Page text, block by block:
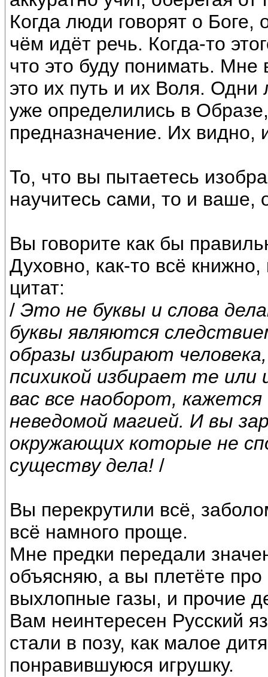
Когда люди говорят о
чём идёт речь. Когда-то
что это буду понимать.
это их путь и их Воля.
уже определились в
предназначение. Их видно,
То, что вы пытаетесь
научитесь сами, то и ваше,
Вы говорите как бы
Духовно, как-то всё
цитат:
/ Это не буквы и слова
буквы являются
образы избирают
психикой избирает те или
вас все наоборот,
неведомой магией. И вы
окружающих которые не
существу дела! /
Вы перекрутили всё,
всё намного проще.
Мне предки передали
объясняю, а вы плетёте
выхлопные газы, и прочие
Вам неинтересен Русский
стали в позу, как малое
понравившуюся игрушку.